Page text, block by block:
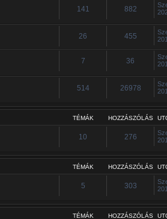
141 882
26 455
7 36
514 26978
TÉMÁK HOZZÁSZÓLÁS
10 276
TÉMÁK HOZZÁSZÓLÁS
5 303
TÉMÁK HOZZÁSZÓLÁS